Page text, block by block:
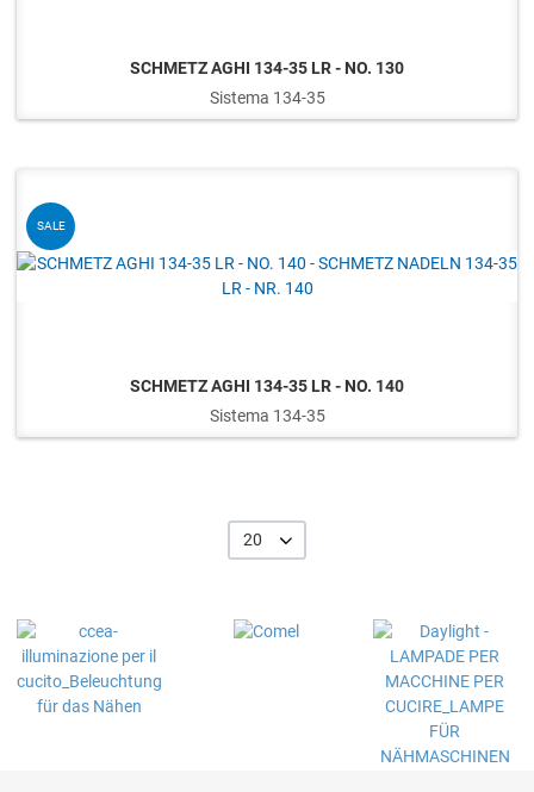
SCHMETZ AGHI 134-35 LR - NO. 130
Sistema 134-35
SALE
SCHMETZ AGHI 134-35 LR - NO. 140
Sistema 134-35
20